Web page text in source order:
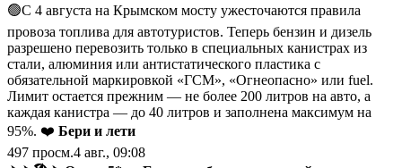
🟢С 4 августа на Крымском мосту ужесточаются правила
провоза топлива для автотуристов. Теперь бензин и дизель
разрешено перевозить только в специальных канистрах из
стали, алюминия или антистатического пластика с
обязательной маркировкой «ГСМ», «Огнеопасно» или fuel.
Лимит остается прежним — не более 200 литров на авто, а
каждая канистра — до 40 литров и заполнена максимум на
95%. ❤️ Бери и лети
497 просм.4 авг., 09:08